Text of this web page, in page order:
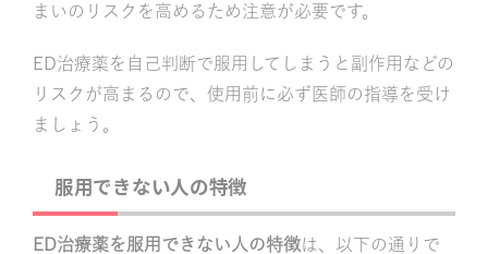
まいのリスクを高めるため注意が必要です。
ED治療薬を自己判断で服用してしまうと副作用などの
リスクが高まるので、使用前に必ず医師の指導を受け
ましょう。
服用できない人の特徴
ED治療薬を服用できない人の特徴は、以下の通りで